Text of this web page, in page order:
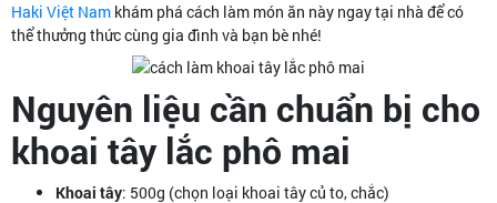
Haki Việt Nam khám phá cách làm món ăn này ngay tại nhà để có
thể thưởng thức cùng gia đình và bạn bè nhé!
Nguyên liệu cần chuẩn bị cho
khoai tây lắc phô mai
Khoai tây: 500g (chọn loại khoai tây củ to, chắc)